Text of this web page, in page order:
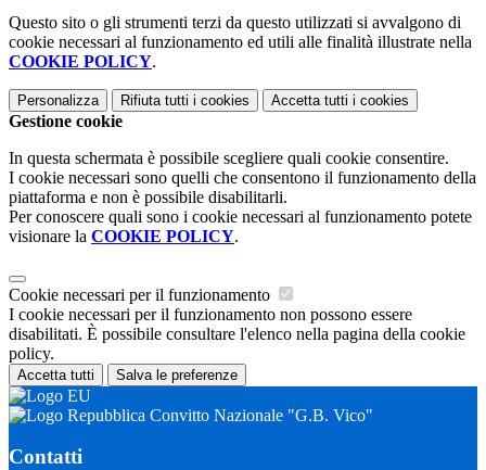
Questo sito o gli strumenti terzi da questo utilizzati si avvalgono di
cookie necessari al funzionamento ed utili alle finalità illustrate nella
COOKIE POLICY.
Personalizza Rifiuta tutti i cookies Accetta tutti i cookies
Gestione cookie
In questa schermata è possibile scegliere quali cookie consentire.
I cookie necessari sono quelli che consentono il funzionamento della
piattaforma e non è possibile disabilitarli.
Per conoscere quali sono i cookie necessari al funzionamento potete
visionare la COOKIE POLICY.
Cookie necessari per il funzionamento
I cookie necessari per il funzionamento non possono essere
disabilitati. È possibile consultare l'elenco nella pagina della cookie
policy.
Accetta tutti Salva le preferenze
Convitto Nazionale "G.B. Vico"
Contatti